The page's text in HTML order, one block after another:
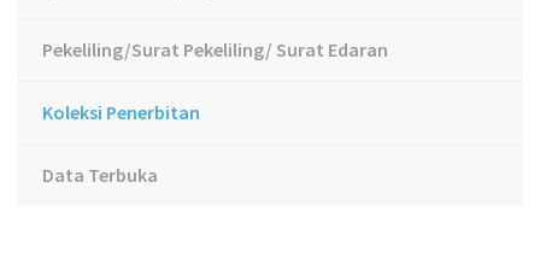
Pekeliling/Surat Pekeliling/ Surat Edaran
Koleksi Penerbitan
Data Terbuka